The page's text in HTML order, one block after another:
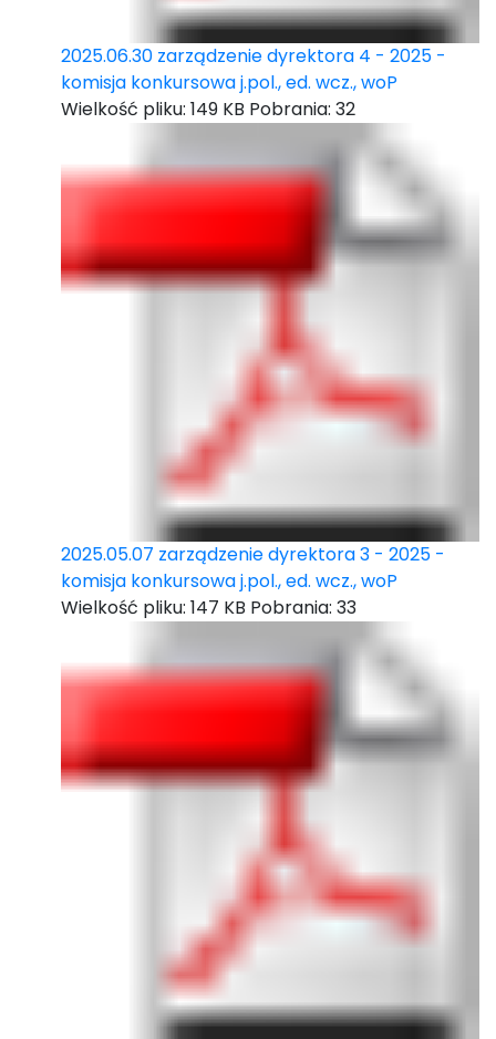
2025.06.30 zarządzenie dyrektora 4 - 2025 -
komisja konkursowa j.pol., ed. wcz., woP
Wielkość pliku: 149 KB Pobrania: 32
2025.05.07 zarządzenie dyrektora 3 - 2025 -
komisja konkursowa j.pol., ed. wcz., woP
Wielkość pliku: 147 KB Pobrania: 33